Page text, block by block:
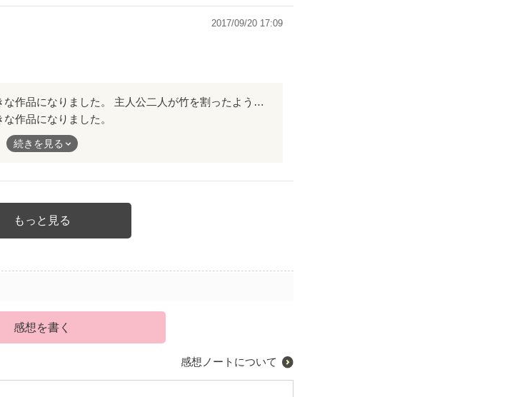
絆。
、ゆっくりとその想いは通じ合っていく。
る夫が望んだ結婚。その理由と想いの深さに驚きま
くまでの流れが丁寧に描かれていてすごくよかったで
2017/09/20 17:09
胸キュンする言葉と萌え度が高く大好きな作品になりました。 主人公二人が竹を割ったような性格で、とても好感が持てます。 おまけに話がテンポ良く進みとても読みやすかったです。 これに挿絵が入ると言うことなしですね。
作品になりました。
ても好感が持てます。
すかったです。
続きを見る
もっと見る
感想を書く
感想ノートについて